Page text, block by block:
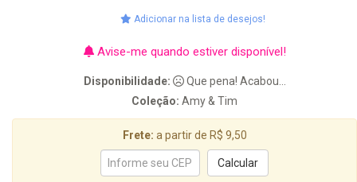
Adicionar na lista de desejos!
Avise-me quando estiver disponível!
Disponibilidade:
Que pena! Acabou...
Coleção: Amy & Tim
Frete: a partir de R$ 9,50